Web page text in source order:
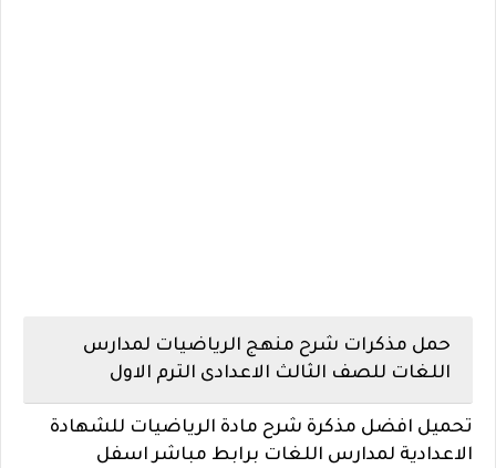
حمل مذكرات شرح منهج الرياضيات لمدارس
اللغات للصف الثالث الاعدادى الترم الاول
تحميل افضل مذكرة شرح مادة الرياضيات للشهادة
الاعدادية لمدارس اللغات برابط مباشر اسفل